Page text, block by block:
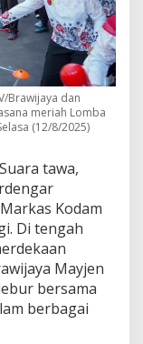
Brawijaya dan
meriah Lomba
(12/8/2025)
Suara tawa,
Kodam
Di tengah
Mayjen
bersama
berbagai